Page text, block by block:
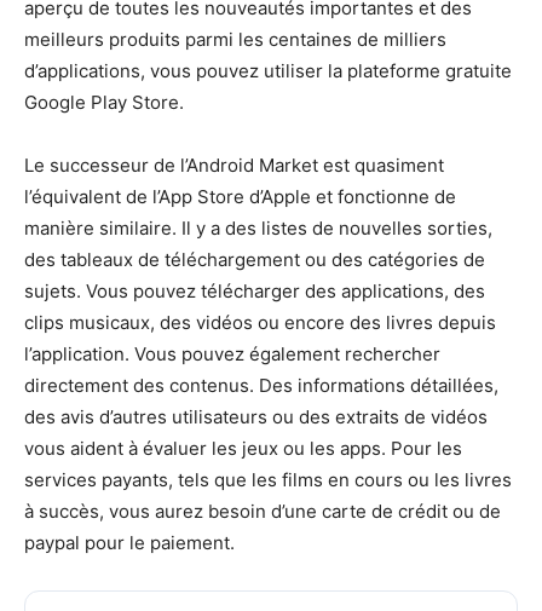
aperçu de toutes les nouveautés importantes et des
meilleurs produits parmi les centaines de milliers
d’applications, vous pouvez utiliser la plateforme gratuite
Google Play Store.
Le successeur de l’Android Market est quasiment
l’équivalent de l’App Store d’Apple et fonctionne de
manière similaire. Il y a des listes de nouvelles sorties,
des tableaux de téléchargement ou des catégories de
sujets. Vous pouvez télécharger des applications, des
clips musicaux, des vidéos ou encore des livres depuis
l’application. Vous pouvez également rechercher
directement des contenus. Des informations détaillées,
des avis d’autres utilisateurs ou des extraits de vidéos
vous aident à évaluer les jeux ou les apps. Pour les
services payants, tels que les films en cours ou les livres
à succès, vous aurez besoin d’une carte de crédit ou de
paypal pour le paiement.